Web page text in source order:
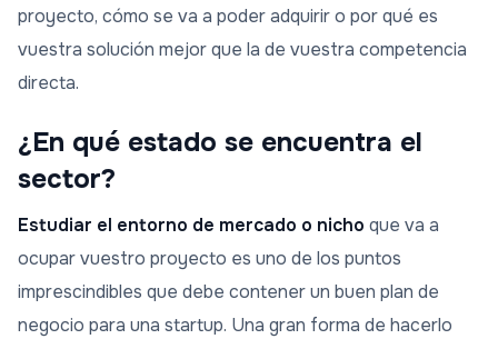
proyecto, cómo se va a poder adquirir o por qué es
vuestra solución mejor que la de vuestra competencia
directa.
¿En qué estado se encuentra el
sector?
Estudiar el entorno de mercado o nicho que va a
ocupar vuestro proyecto es uno de los puntos
imprescindibles que debe contener un buen plan de
negocio para una startup. Una gran forma de hacerlo